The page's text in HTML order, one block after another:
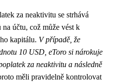
za neaktivitu se strhává
účtu, což může vést k
kapitálu. V případě, že
10 USD, eToro si nárokuje
za neaktivitu a následně
měli pravidelně kontrolovat